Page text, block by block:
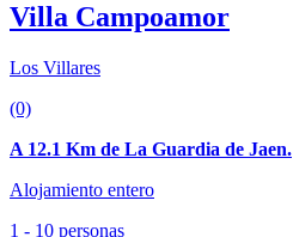
Villa Campoamor
Los Villares
(0)
A 12.1 Km de La Guardia de Jaen.
Alojamiento entero
1 - 10 personas